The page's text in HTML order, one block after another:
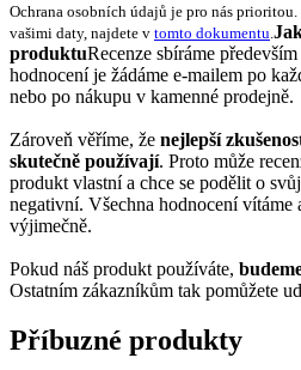
Ochrana osobních údajů je pro nás
vašimi daty, najdete v tomto dokumentu
produktuRecenze sbíráme především
hodnocení je žádáme e-mailem po
nebo po nákupu v kamenné prodejně.
Zároveň věříme, že nejlepší
skutečně používají. Proto může
produkt vlastní a chce se podělit o
negativní. Všechna hodnocení vítáme
výjimečně.
Pokud náš produkt používáte,
Ostatním zákazníkům tak pomůžete
Příbuzné produkty